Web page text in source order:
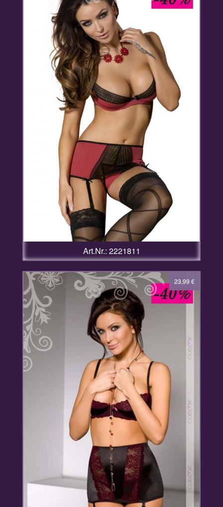
Art.Nr.: 2221811
39,99 €
23,99 €